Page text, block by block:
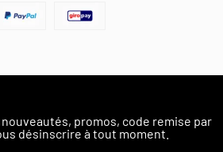
promos, code remise par
désinscrire à tout moment.